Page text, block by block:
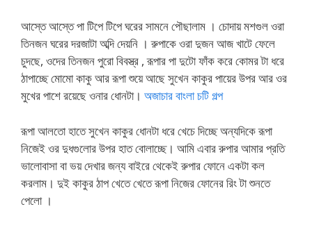
আস্তে আস্তে পা টিপে টিপে ঘরের সামনে পৌছালাম । চোদায় মশগুল ওরা
তিনজন ঘরের দরজাটা অব্দি দেয়নি । রুপাকে ওরা দুজন আজ খাটে ফেলে
চুদছে, ওদের তিনজন পুরো বিবস্ত্র , রূপার পা দুটো ফাঁক করে কোমর টা ধরে
ঠাপাচ্ছে মোমো কাকু আর রূপা শুয়ে আছে সুখেন কাকুর পায়ের উপর আর ওর
মুখের পাশে রয়েছে ওনার ধোনটা। অজাচার বাংলা চটি গল্প
রূপা আলতো হাতে সুখেন কাকুর ধোনটা ধরে খেচে দিচ্ছে অন্যদিকে রূপা
নিজেই ওর দুধগুলোর উপর হাত বোলাচ্ছে। আমি এবার রুপার আমার প্রতি
ভালোবাসা বা ভয় দেখার জন্য বাইরে থেকেই রুপার ফোনে একটা কল
করলাম। দুই কাকুর ঠাপ খেতে খেতে রূপা নিজের ফোনের রিং টা শুনতে
পেলো ।